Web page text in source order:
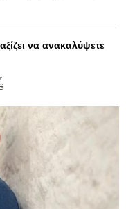
να ανακαλύψετε